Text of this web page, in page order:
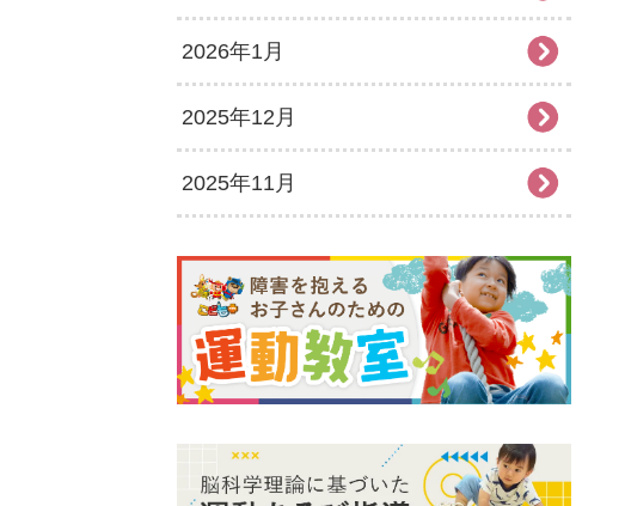
2026年1月
2025年12月
2025年11月